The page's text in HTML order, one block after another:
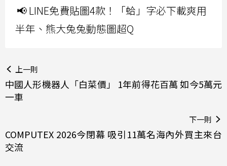
📢 LINE免費貼圖4款！「蛤」字必下載爽用
半年、熊大兔兔動態圖超Q
上一則
中國人形機器人「白菜價」 1年前得花百萬 如今5萬元
一車
下一則
COMPUTEX 2026今閉幕 吸引11萬名海內外買主來台
交流